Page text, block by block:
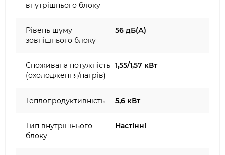
внутрішнього блоку
Рівень шуму
зовнішнього блоку
56 дБ(А)
Споживана потужність
(охолодження/нагрів)
1,55/1,57 кВт
Теплопродуктивність 5,6 кВт
Тип внутрішнього
блоку
Настінні